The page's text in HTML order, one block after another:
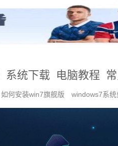
系统下载 电脑教程
如何安装win7旗舰版 windows7系